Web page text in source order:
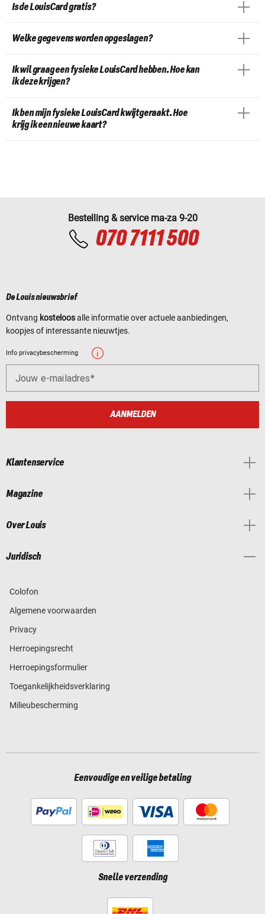
Is de LouisCard gratis?
Welke gegevens worden opgeslagen?
Ik wil graag een fysieke LouisCard hebben. Hoe kan
ik deze krijgen?
Ik ben mijn fysieke LouisCard kwijtgeraakt. Hoe
krijg ik een nieuwe kaart?
Bestelling & service ma-za 9-20
070 7111 500
De Louis nieuwsbrief
Ontvang kosteloosalle informatie over actuele aanbiedingen,
koopjes of interessante nieuwtjes.
Info privacybescherming
Jouw e-mailadres
AANMELDEN
Klantenservice
Magazine
Over Louis
Juridisch
Colofon
Algemene voorwaarden
Privacy
Herroepingsrecht
Herroepingsformulier
Toegankelijkheidsverklaring
Milieubescherming
Eenvoudige en veilige betaling
Snelle verzending